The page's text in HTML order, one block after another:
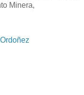
Minera,